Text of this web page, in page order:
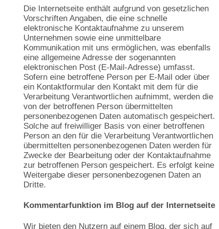
Die Internetseite enthält aufgrund von gesetzlichen
Vorschriften Angaben, die eine schnelle
elektronische Kontaktaufnahme zu unserem
Unternehmen sowie eine unmittelbare
Kommunikation mit uns ermöglichen, was ebenfalls
eine allgemeine Adresse der sogenannten
elektronischen Post (E-Mail-Adresse) umfasst.
Sofern eine betroffene Person per E-Mail oder über
ein Kontaktformular den Kontakt mit dem für die
Verarbeitung Verantwortlichen aufnimmt, werden die
von der betroffenen Person übermittelten
personenbezogenen Daten automatisch gespeichert.
Solche auf freiwilliger Basis von einer betroffenen
Person an den für die Verarbeitung Verantwortlichen
übermittelten personenbezogenen Daten werden für
Zwecke der Bearbeitung oder der Kontaktaufnahme
zur betroffenen Person gespeichert. Es erfolgt keine
Weitergabe dieser personenbezogenen Daten an
Dritte.
Kommentarfunktion im Blog auf der Internetseite
Wir bieten den Nutzern auf einem Blog, der sich auf